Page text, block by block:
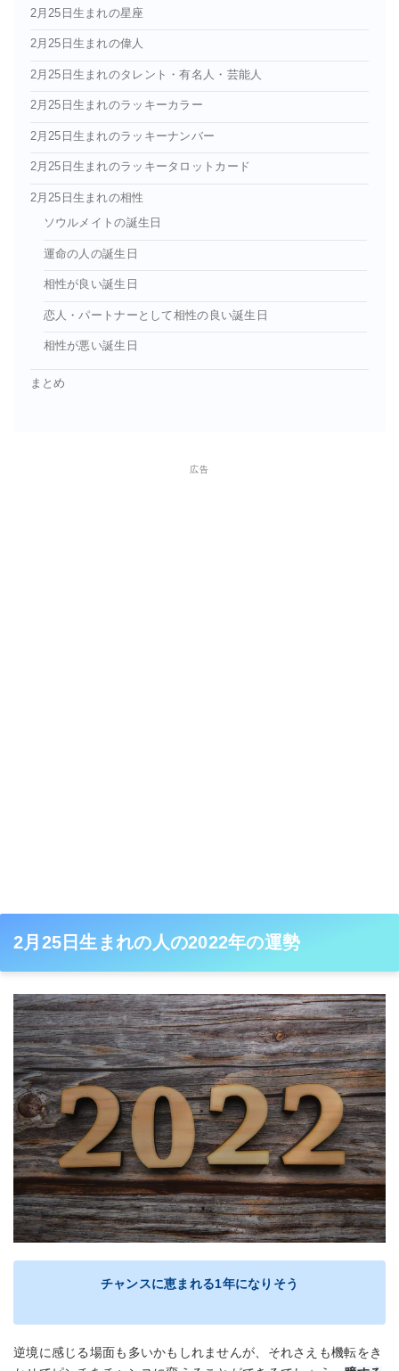
2月25日生まれの星座
2月25日生まれの偉人
2月25日生まれのタレント・有名人・芸能人
2月25日生まれのラッキーカラー
2月25日生まれのラッキーナンバー
2月25日生まれのラッキータロットカード
2月25日生まれの相性
ソウルメイトの誕生日
運命の人の誕生日
相性が良い誕生日
恋人・パートナーとして相性の良い誕生日
相性が悪い誕生日
まとめ
広告
2月25日生まれの人の2022年の運勢
チャンスに恵まれる1年になりそう
逆境に感じる場面も多いかもしれませんが、それさえも機転をき